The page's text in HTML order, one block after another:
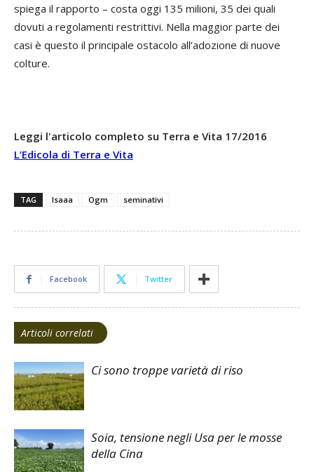
spiega il rapporto – costa oggi 135 milioni, 35 dei quali
dovuti a regolamenti restrittivi. Nella maggior parte dei
casi è questo il principale ostacolo all’adozione di nuove
colture.
Leggi l'articolo completo su Terra e Vita 17/2016
L’Edicola di Terra e Vita
TAG Isaaa Ogm seminativi
Facebook Twitter
Articoli correlati
Ci sono troppe varietà di riso
Soia, tensione negli Usa per le mosse
della Cina